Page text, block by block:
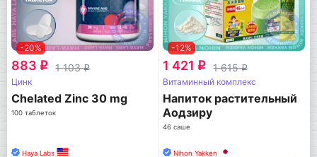
-20%
883 q 1 103q
Цинк
Chelated Zinc 30 mg
100 таблеток
Haya Labs
-12%
1 421 q 1 615q
Витаминный комплекс
Напиток растительный
Аодзиру
46 саше
Nihon Yakken